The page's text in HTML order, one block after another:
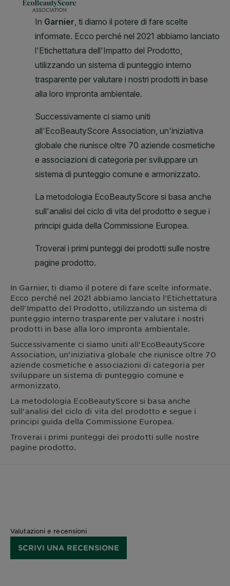
In Garnier, ti diamo il potere di fare scelte informate.
Ecco perché nel 2021 abbiamo lanciato l'Etichettatura
dell'Impatto del Prodotto, utilizzando un sistema di
punteggio interno trasparente per valutare i nostri
prodotti in base alla loro impronta ambientale.
Successivamente ci siamo uniti all'EcoBeautyScore
Association, un'iniziativa globale che riunisce oltre 70
aziende cosmetiche e associazioni di categoria per
sviluppare un sistema di punteggio comune e
armonizzato.
La metodologia EcoBeautyScore si basa anche
sull'analisi del ciclo di vita del prodotto e segue i
principi guida della Commissione Europea.
Troverai i primi punteggi dei prodotti sulle nostre
pagine prodotto.
Valutazioni e recensioni
SCRIVI UNA RECENSIONE